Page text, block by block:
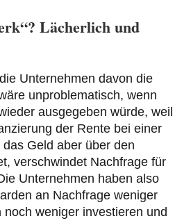
Lächerlich und
Unternehmen davon die
unproblematisch, wenn
ausgegeben würde, weil
der Rente bei einer
Geld aber über den
verschwindet Nachfrage für
Unternehmen haben also
an Nachfrage weniger
noch weniger investieren und